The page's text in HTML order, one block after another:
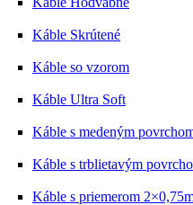
Káble Skrútené
Káble so vzorom
Káble Ultra Soft
Káble s medeným
Káble s trblietavým
Káble s priemerom